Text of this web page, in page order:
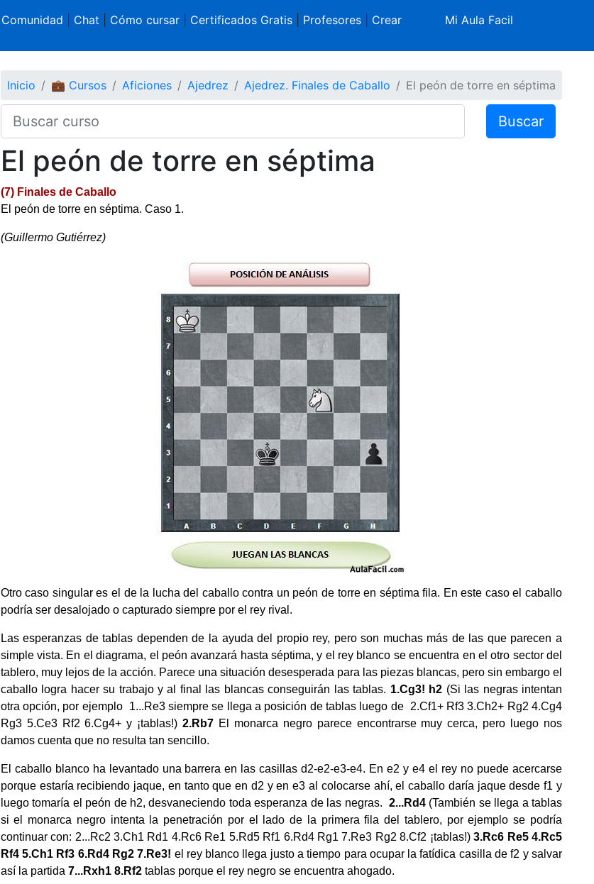
Comunidad Chat Cómo cursar| Certificados Gratis| Profesores| Crear
Mi Aula Facil
Inicio 💼 Cursos Aficiones Ajedrez Ajedrez. Finales de Caballo El peón de torre en séptima
Buscar
El peón de torre en séptima
(7) Finales de Caballo
El peón de torre en séptima. Caso 1.
(Guillermo Gutiérrez)
Otro caso singular es el de la lucha del caballo contra un peón de torre en séptima fila. En este caso el caballo
podría ser desalojado o capturado siempre por el rey rival.
Las esperanzas de tablas dependen de la ayuda del propio rey, pero son muchas más de las que parecen a
simple vista. En el diagrama, el peón avanzará hasta séptima, y el rey blanco se encuentra en el otro sector del
tablero, muy lejos de la acción. Parece una situación desesperada para las piezas blancas, pero sin embargo el
caballo logra hacer su trabajo y al final las blancas conseguirán las tablas. 1.Cg3! h2 (Si las negras intentan
otra opción, por ejemplo 1...Re3 siempre se llega a posición de tablas luego de 2.Cf1+ Rf3 3.Ch2+ Rg2 4.Cg4
Rg3 5.Ce3 Rf2 6.Cg4+ y ¡tablas!)2.Rb7 El monarca negro parece encontrarse muy cerca, pero luego nos
damos cuenta que no resulta tan sencillo.
El caballo blanco ha levantado una barrera en las casillas d2-e2-e3-e4. En e2 y e4 el rey no puede acercarse
porque estaría recibiendo jaque, en tanto que en d2 y en e3 al colocarse ahí, el caballo daría jaque desde f1 y
luego tomaría el peón de h2, desvaneciendo toda esperanza de las negras. 2...Rd4 (También se llega a tablas
si el monarca negro intenta la penetración por el lado de la primera fila del tablero, por ejemplo se podría
continuar con: 2...Rc2 3.Ch1 Rd1 4.Rc6 Re1 5.Rd5 Rf1 6.Rd4 Rg1 7.Re3 Rg2 8.Cf2 ¡tablas!)3.Rc6 Re5 4.Rc5
Rf4 5.Ch1 Rf3 6.Rd4 Rg2 7.Re3! el rey blanco llega justo a tiempo para ocupar la fatídica casilla de f2 y salvar
así la partida 7...Rxh1 8.Rf2 tablas porque el rey negro se encuentra ahogado.